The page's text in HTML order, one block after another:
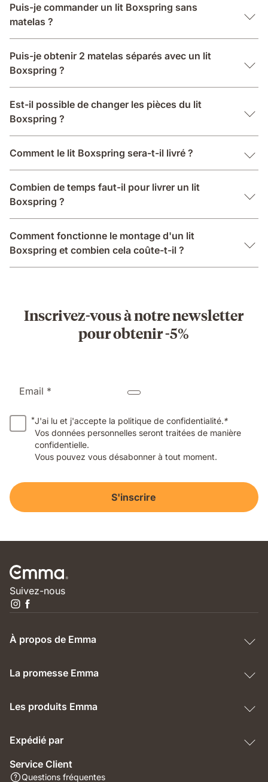
Puis-je commander un lit Boxspring sans
matelas ?
Puis-je obtenir 2 matelas séparés avec un lit
Boxspring ?
Est-il possible de changer les pièces du lit
Boxspring ?
Comment le lit Boxspring sera-t-il livré ?
Combien de temps faut-il pour livrer un lit
Boxspring ?
Comment fonctionne le montage d'un lit
Boxspring et combien cela coûte-t-il ?
Inscrivez-vous à notre newsletter
pour obtenir -5%
Email *
*J'ai lu et j'accepte la politique de confidentialité.*
Vos données personnelles seront traitées de manière
confidentielle.
Vous pouvez vous désabonner à tout moment.
S'inscrire
Suivez-nous
À propos de Emma
La promesse Emma
Les produits Emma
Expédié par
Service Client
Questions fréquentes